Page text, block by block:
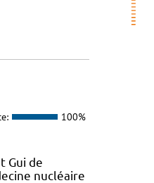
100%
Gui de
nucléaire